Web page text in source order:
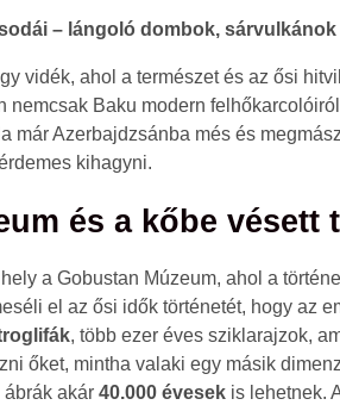
– lángoló dombok,
vidék, ahol a természet és az ősi
nemcsak Baku modern
már Azerbajdzsánba més és
kihagyni.
és a kőbe vésett
a Gobustan Múzeum, ahol a
el az ősi idők történetét, hogy az
, több ezer éves sziklarajzok,
őket, mintha valaki egy másik
akár 40.000 évesek is lehetnek.